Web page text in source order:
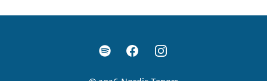
SpotifyFacebookInstagram